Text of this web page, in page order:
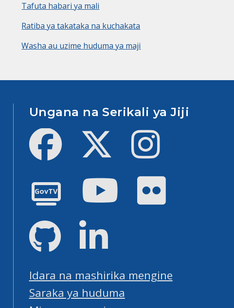
Tafuta habari ya mali
Ratiba ya takataka na kuchakata
Washa au uzime huduma ya maji
Ungana na Serikali ya Jiji
Facebook Twitter Instagram
GovTV
Youtube Flickr
GitHub
Idara na mashirika mengine
Saraka ya huduma